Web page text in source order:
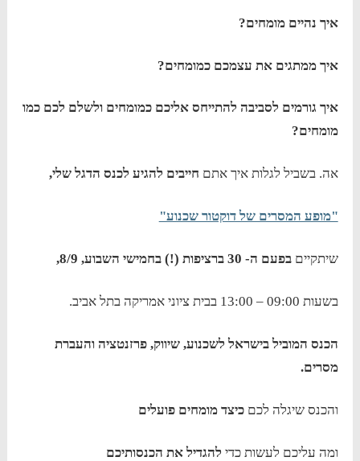
איך נהיים מומחים?
איך ממתגים את עצמכם כמומחים?
איך גורמים לסביבה להתייחס אליכם כמומחים ולשלם לכם כמו
מומחים?
אה. בשביל לגלות איך אתם חייבים להגיע לכנס הדגל שלי,
"מופע המסרים של דוקטור שכנוע"
שיתקייםבפעם ה- 30 ברציפות (!) בחמישי השבוע, 8/9,
בשעות 09:00 – 13:00 בבית ציוני אמריקה בתל אביב.
הכנס המוביל בישראל לשכנוע, שיווק, פרזנטציה והעברת
מסרים.
והכנס שיגלה לכםכיצד מומחים פועלים
ומה עליכם לעשות כדי להגדיל את הכנסותיכם